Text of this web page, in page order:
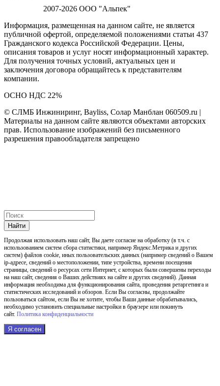
2007-2026 ООО "Альпек"
Информация, размещенная на данном сайте, не является
публичной офертой, определяемой положениями статьи 437
Гражданского кодекса Российской Федерации. Цены,
описания товаров и услуг носят информационный характер.
Для получения точных условий, актуальных цен и
заключения договора обращайтесь к представителям
компании.
ОСНО НДС 22%
© СЛМБ Инжиниринг, Bayliss, Солар Манблан 060509.ru |
Материалы на данном сайте являются объектами авторских
прав. Использование изображений без письменного
разрешения правообладателя запрещено
Найти
Продолжая использовать наш cайт, Вы даете согласие на обработку (в т.ч. с
использованием систем сбора статистики, например Яндекс.Метрика и других
систем) файлов cookie, иных пользовательских данных (например сведений о Вашем
ip-адресе, сведений о местоположении, типе устройства, времени посещения
страницы, сведений о ресурсах сети Интернет, с которых были совершены переходы
на наш сайт, сведения о Ваших действиях на сайте и других сведений). Данная
информация необходима для функционирования сайта, проведения ретаргетинга и
статистических исследований и обзоров. Если Вы согласны, продолжайте
пользоваться сайтом, если Вы не хотите, чтобы Ваши данные обрабатывались,
необходимо установить специальные настройки в браузере или покинуть
сайт. Политика конфиденциальности
Я согласен